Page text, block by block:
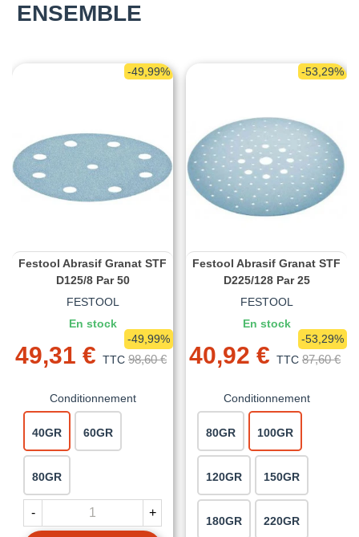
ENSEMBLE
-49,99%
Festool Abrasif Granat STF
D125/8 Par 50
FESTOOL
En stock
49,31 € TTC 98,60 €
-49,99%
Conditionnement
40GR 60GR
80GR
- +
-53,29%
Festool Abrasif Granat STF
D225/128 Par 25
FESTOOL
En stock
40,92 € TTC 87,60 €
-53,29%
Conditionnement
80GR 100GR
120GR 150GR
180GR 220GR